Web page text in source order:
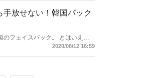
日の学校や会社で心配されてし
方や、泣いた後目の腫れを素早
放せない！韓国パック
のフェイスパック。 とはいえ、
のかわからない！という人も多い
2020/08/12 16:59